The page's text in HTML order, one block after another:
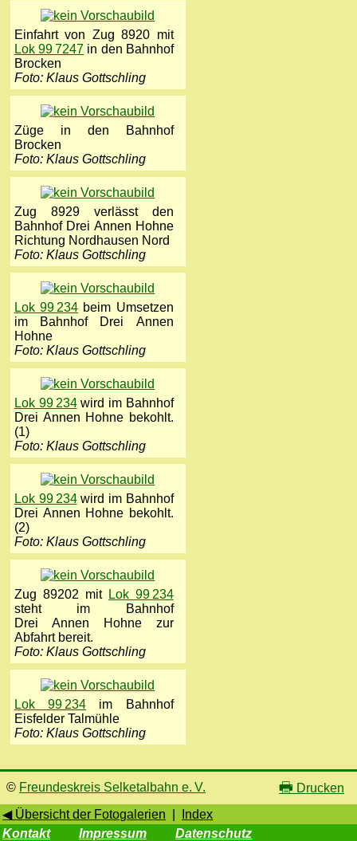
Einfahrt von Zug 8920 mit
Lok 99 7247 in den Bahnhof
Brocken
Foto: Klaus Gottschling
Züge in den Bahnhof
Brocken
Foto: Klaus Gottschling
Zug 8929 verlässt den
Bahnhof Drei Annen Hohne
Richtung Nordhausen Nord
Foto: Klaus Gottschling
Lok 99 234 beim Umsetzen
im Bahnhof Drei Annen
Hohne
Foto: Klaus Gottschling
Lok 99 234wird im Bahnhof
Drei Annen Hohne bekohlt.
(1)
Foto: Klaus Gottschling
Lok 99 234wird im Bahnhof
Drei Annen Hohne bekohlt.
(2)
Foto: Klaus Gottschling
Zug 89202 mit Lok 99 234
steht im Bahnhof
Drei Annen Hohne zur
Abfahrt bereit.
Foto: Klaus Gottschling
Lok 99 234 im Bahnhof
Eisfelder Talmühle
Foto: Klaus Gottschling
© Freundeskreis Selketalbahn e. V. 🖶 Drucken
◀ Übersicht der Fotogalerien
Index
Kontakt
Impressum Datenschutz